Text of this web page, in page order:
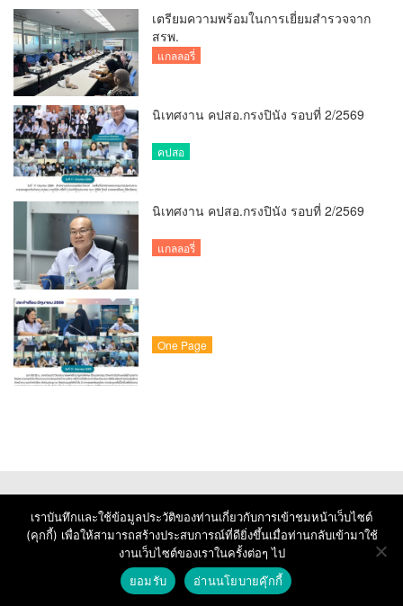
เตรียมความพร้อมในการเยี่ยมสำรวจจาก
สรพ.
แกลลอรี่
นิเทศงาน คปสอ.กรงปินัง รอบที่ 2/2569
คปสอ
นิเทศงาน คปสอ.กรงปินัง รอบที่ 2/2569
แกลลอรี่
One Page
เราบันทึกและใช้ข้อมูลประวัติของท่านเกี่ยวกับการเข้าชมหน้าเว็บไซต์
(คุกกี้) เพื่อให้สามารถสร้างประสบการณ์ที่ดียิ่งขึ้นเมื่อท่านกลับเข้ามาใช้
งานเว็บไซต์ของเราในครั้งต่อๆ ไป
ยอมรับ
อ่านนโยบายคุ๊กกี้
© Copyright 2026 : Krongpinang Hospital